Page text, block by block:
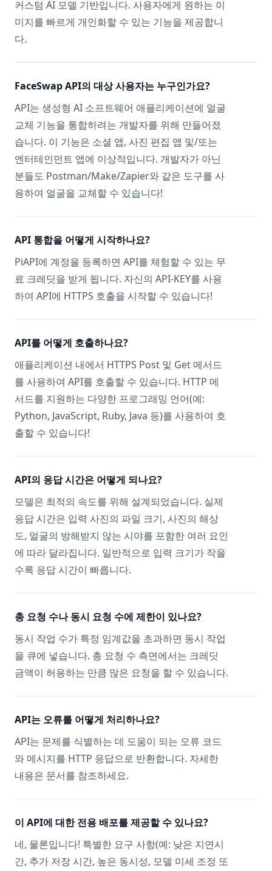
커스텀 AI 모델 기반입니다. 사용자에게 원하는 이
미지를 빠르게 개인화할 수 있는 기능을 제공합니
다.
FaceSwap API의 대상 사용자는 누구인가요?
API는 생성형 AI 소프트웨어 애플리케이션에 얼굴
교체 기능을 통합하려는 개발자를 위해 만들어졌
습니다. 이 기능은 소셜 앱, 사진 편집 앱 및/또는
엔터테인먼트 앱에 이상적입니다. 개발자가 아닌
분들도 Postman/Make/Zapier와 같은 도구를 사
용하여 얼굴을 교체할 수 있습니다!
API 통합을 어떻게 시작하나요?
PiAPI에 계정을 등록하면 API를 체험할 수 있는 무
료 크레딧을 받게 됩니다. 자신의 API-KEY를 사용
하여 API에 HTTPS 호출을 시작할 수 있습니다!
API를 어떻게 호출하나요?
애플리케이션 내에서 HTTPS Post 및 Get 메서드
를 사용하여 API를 호출할 수 있습니다. HTTP 메
서드를 지원하는 다양한 프로그래밍 언어(예:
Python, JavaScript, Ruby, Java 등)를 사용하여 호
출할 수 있습니다!
API의 응답 시간은 어떻게 되나요?
모델은 최적의 속도를 위해 설계되었습니다. 실제
응답 시간은 입력 사진의 파일 크기, 사진의 해상
도, 얼굴의 방해받지 않는 시야를 포함한 여러 요인
에 따라 달라집니다. 일반적으로 입력 크기가 작을
수록 응답 시간이 빠릅니다.
총 요청 수나 동시 요청 수에 제한이 있나요?
동시 작업 수가 특정 임계값을 초과하면 동시 작업
을 큐에 넣습니다. 총 요청 수 측면에서는 크레딧
금액이 허용하는 만큼 많은 요청을 할 수 있습니다.
API는 오류를 어떻게 처리하나요?
API는 문제를 식별하는 데 도움이 되는 오류 코드
와 메시지를 HTTP 응답으로 반환합니다. 자세한
내용은 문서를 참조하세요.
이 API에 대한 전용 배포를 제공할 수 있나요?
네, 물론입니다! 특별한 요구 사항(예: 낮은 지연시
간, 추가 저장 시간, 높은 동시성, 모델 미세 조정 또